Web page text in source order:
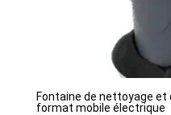
Fontaine de nettoyage et
format mobile électrique